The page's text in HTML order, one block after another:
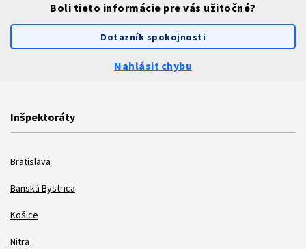
Boli tieto informácie pre vás užitočné?
Dotazník spokojnosti
Nahlásiť chybu
Inšpektoráty
Bratislava
Banská Bystrica
Košice
Nitra